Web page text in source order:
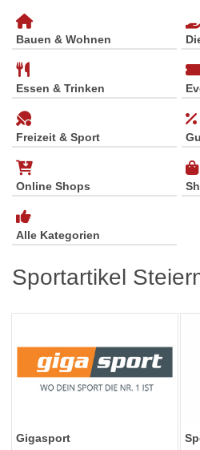
Bauen & Wohnen
Essen & Trinken
Freizeit & Sport
Online Shops
Alle Kategorien
Sportartikel
Gigasport